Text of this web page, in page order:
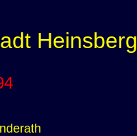
Heinsberg